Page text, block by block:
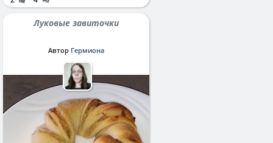
Луковые завиточки
Автор Гермиона